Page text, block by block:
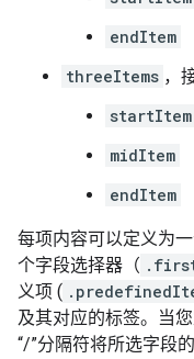
endItem
threeItems ，
startItem
midItem
endItem
每项内容可以定义为
个字段选择器（
义项 (
及其对应的标签。当
“/”分隔符将所选字段